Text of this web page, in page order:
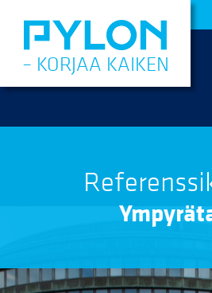
sisältöön
– KORJAA KAIKEN